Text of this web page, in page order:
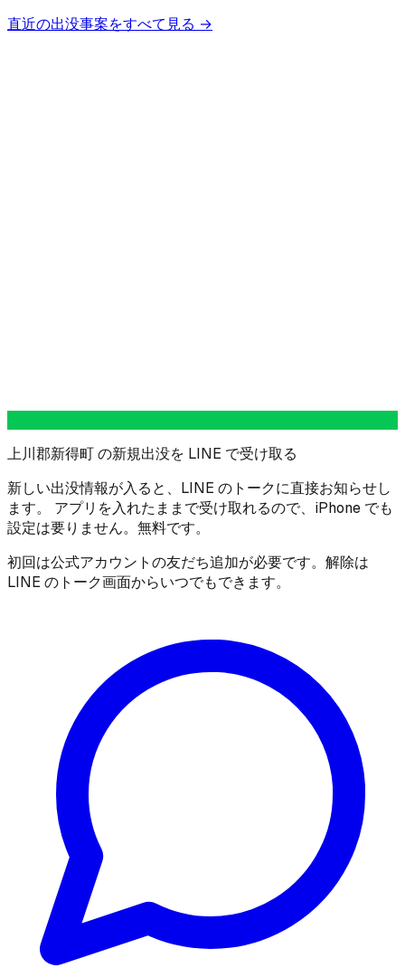
直近の出没事案をすべて見る →
上川郡新得町 の新規出没を LINE で受け取る
新しい出没情報が入ると、LINE のトークに直接お知らせし
ます。 アプリを入れたままで受け取れるので、iPhone でも
設定は要りません。無料です。
初回は公式アカウントの友だち追加が必要です。解除は
LINE のトーク画面からいつでもできます。